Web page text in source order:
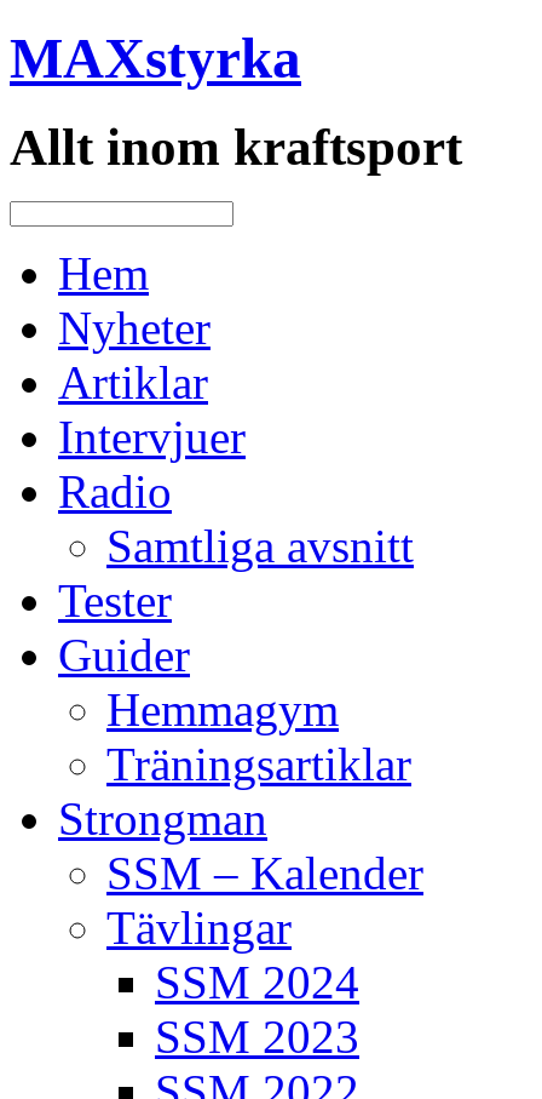
MAXstyrka
Allt inom kraftsport
Hem
Nyheter
Artiklar
Intervjuer
Radio
Samtliga avsnitt
Tester
Guider
Hemmagym
Träningsartiklar
Strongman
SSM – Kalender
Tävlingar
SSM 2024
SSM 2023